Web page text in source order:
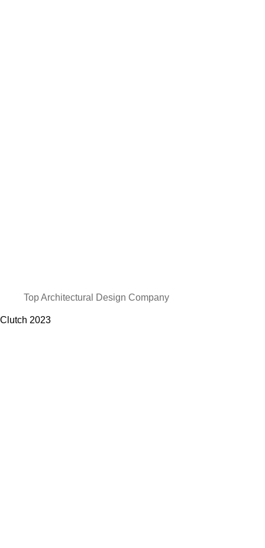
Top Architectural Design Company
Clutch 2023